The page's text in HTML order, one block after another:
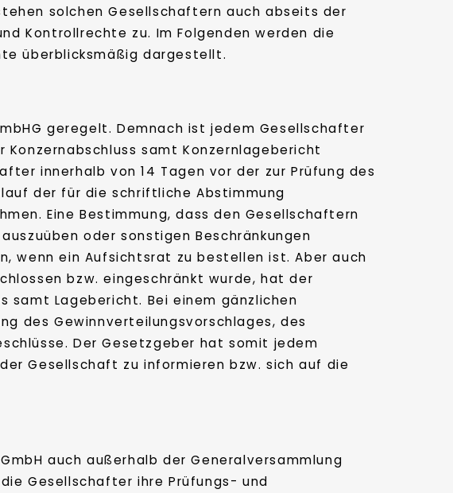
solchen Gesellschaftern auch abseits der
Kontrollrechte zu. Im Folgenden werden die
überblicksmäßig dargestellt.
geregelt. Demnach ist jedem Gesellschafter
samt Konzernlagebericht
innerhalb von 14 Tagen vor der zur Prüfung des
der für die schriftliche Abstimmung
Eine Bestimmung, dass den Gesellschaftern
oder sonstigen Beschränkungen
wenn ein Aufsichtsrat zu bestellen ist. Aber auch
bzw. eingeschränkt wurde, hat der
samt Lagebericht. Bei einem gänzlichen
des Gewinnverteilungsvorschlages, des
Der Gesetzgeber hat somit jedem
Gesellschaft zu informieren bzw. sich auf die
auch außerhalb der Generalversammlung
Gesellschafter ihre Prüfungs- und